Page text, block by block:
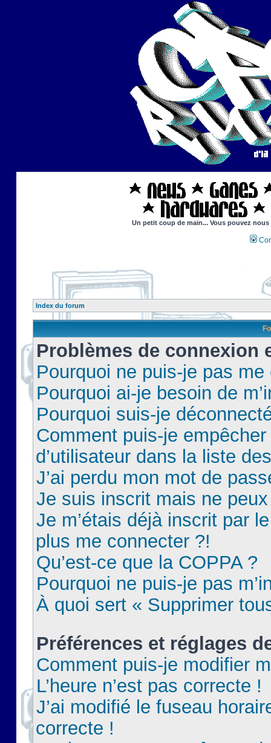
Un petit coup de main... Vous pouvez
Index du forum
Problèmes de connexion
Pourquoi ne puis-je pas
Pourquoi ai-je besoin de
Pourquoi suis-je
Comment puis-je
d’utilisateur dans la liste
J’ai perdu mon mot de
Je suis inscrit mais ne
Je m’étais déjà inscrit par
plus me connecter ?!
Qu’est-ce que la COPPA ?
Pourquoi ne puis-je pas
À quoi sert « Supprimer
Préférences et réglages
Comment puis-je modifier
L’heure n’est pas correcte !
J’ai modifié le fuseau
correcte !